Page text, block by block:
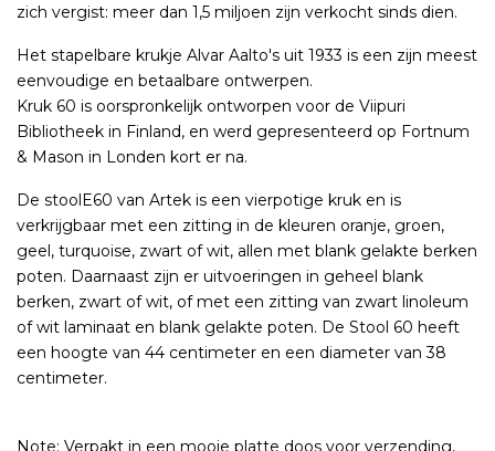
zich vergist: meer dan 1,5 miljoen zijn verkocht sinds dien.
Het stapelbare krukje Alvar Aalto's uit 1933 is een zijn meest
eenvoudige en betaalbare ontwerpen.
Kruk 60 is oorspronkelijk ontworpen voor de Viipuri
Bibliotheek in Finland, en werd gepresenteerd op Fortnum
& Mason in Londen kort er na.
De stoolE60 van Artek is een vierpotige kruk en is
verkrijgbaar met een zitting in de kleuren oranje, groen,
geel, turquoise, zwart of wit, allen met blank gelakte berken
poten. Daarnaast zijn er uitvoeringen in geheel blank
berken, zwart of wit, of met een zitting van zwart linoleum
of wit laminaat en blank gelakte poten. De Stool 60 heeft
een hoogte van 44 centimeter en een diameter van 38
centimeter.
Note: Verpakt in een mooie platte doos voor verzending,